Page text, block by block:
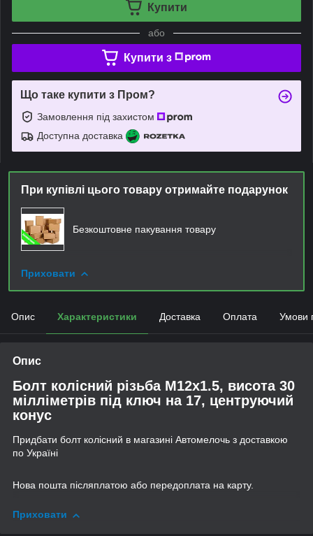
Купити
або
Купити з
Що таке купити з Пром?
Замовлення під захистом
Доступна доставка
При купівлі цього товару отримайте подарунок
Безкоштовне пакування товару
Приховати
Опис Характеристики Доставка Оплата Умови
Опис
Болт колісний різьба М12х1.5, висота 30
мілліметрів під ключ на 17, центруючий
конус
Придбати болт колісний в магазині Автомелочь з доставкою
по Україні
Нова пошта післяплатою або передоплата на карту.
Приховати